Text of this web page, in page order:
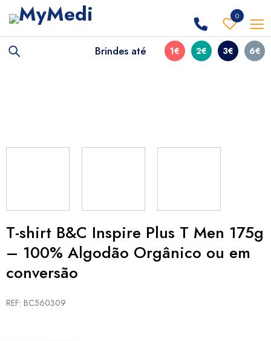
0
Brindes até 1€ 2€ 3€ 6€
T-shirt B&C Inspire Plus T Men 175g
– 100% Algodão Orgânico ou em
conversão
REF: BC560309